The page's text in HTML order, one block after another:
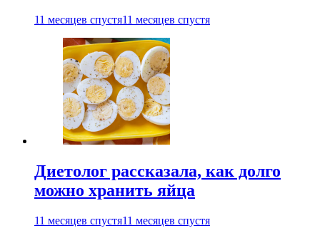
11 месяцев спустя11 месяцев спустя
Диетолог рассказала, как долго
можно хранить яйца
11 месяцев спустя11 месяцев спустя